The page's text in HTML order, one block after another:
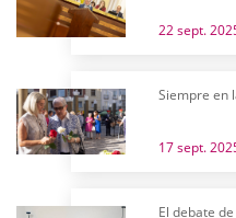
22 sept.
Siempre en
17 sept.
El debate